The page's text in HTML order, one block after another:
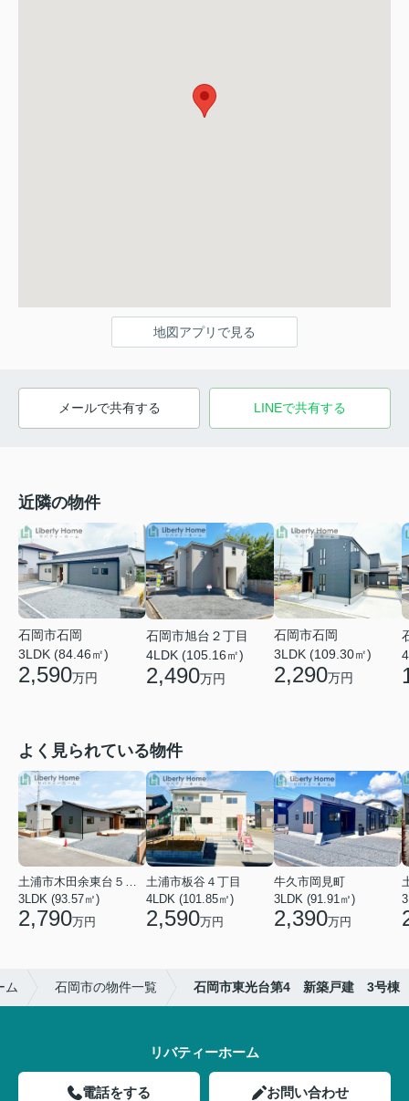
地図アプリで見る
メールで共有する LINEで共有する
近隣の物件
石岡市石岡
3LDK (84.46㎡)
2,590万円
石岡市旭台２丁目
4LDK (105.16㎡)
2,490万円
石岡市石岡
3LDK (109.30㎡)
2,290万円
よく見られている物件
3LDK (93.57㎡)
2,790万円
土浦市板谷４丁目
4LDK (101.85㎡)
2,590万円
牛久市岡見町
3LDK (91.91㎡)
2,390万円
ム 石岡市の物件一覧 石岡市東光台第4 新築戸建 3号棟
リバティーホーム
電話をする お問い合わせ